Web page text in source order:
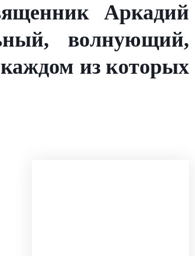
Аркадий
волнующий,
из которых